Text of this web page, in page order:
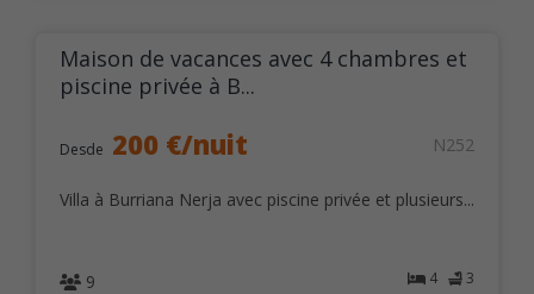
Maison de vacances avec 4 chambres et
piscine privée à B...
Desde 200 €/nuit N252
Villa à Burriana Nerja avec piscine privée et plusieurs...
4 3
9